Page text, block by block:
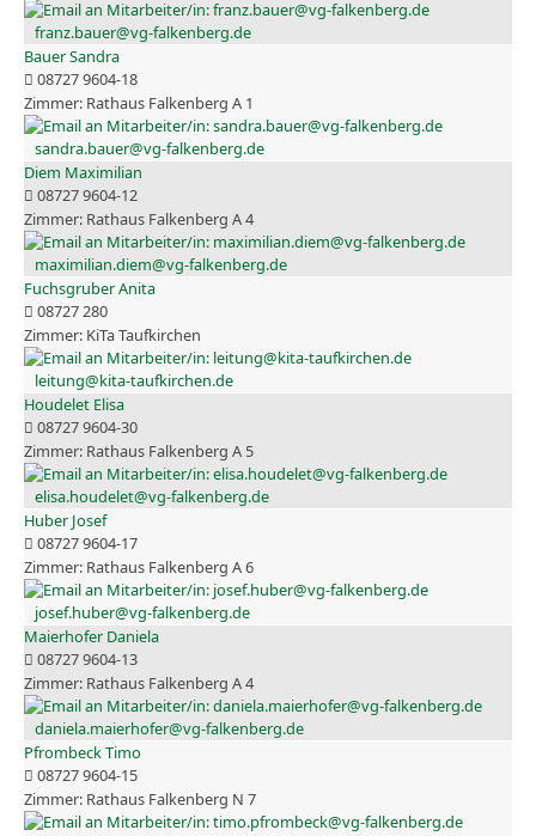
franz.bauer@vg-falkenberg.de
Bauer Sandra
08727 9604-18
Rathaus Falkenberg A 1
sandra.bauer@vg-falkenberg.de
Diem Maximilian
08727 9604-12
Rathaus Falkenberg A 4
maximilian.diem@vg-falkenberg.de
Fuchsgruber Anita
08727 280
KiTa Taufkirchen
leitung@kita-taufkirchen.de
Houdelet Elisa
08727 9604-30
Rathaus Falkenberg A 5
elisa.houdelet@vg-falkenberg.de
Huber Josef
08727 9604-17
Rathaus Falkenberg A 6
josef.huber@vg-falkenberg.de
Maierhofer Daniela
08727 9604-13
Rathaus Falkenberg A 4
daniela.maierhofer@vg-falkenberg.de
Pfrombeck Timo
08727 9604-15
Rathaus Falkenberg N 7